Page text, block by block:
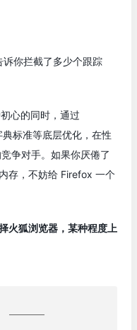
你拦截了多少个跟踪
心的同时，通过
标准等底层优化，在性
争对手。如果你厌倦了
存，不妨给 Firefox 一个
火狐浏览器，某种程度上